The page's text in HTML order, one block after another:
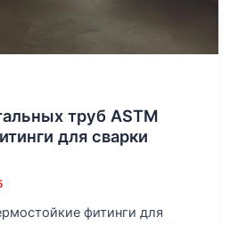
труб ASTM
для сварки
фитинги для